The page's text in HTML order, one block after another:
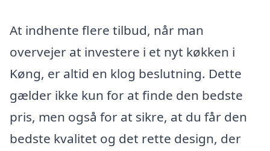
At indhente flere tilbud, når man
overvejer at investere i et nyt køkken i
Køng, er altid en klog beslutning. Dette
gælder ikke kun for at finde den bedste
pris, men også for at sikre, at du får den
bedste kvalitet og det rette design, der